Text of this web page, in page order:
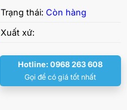
Trạng thái: Còn hàng
Xuất xứ:
Hotline: 0968 263 608
Gọi để có giá tốt nhất